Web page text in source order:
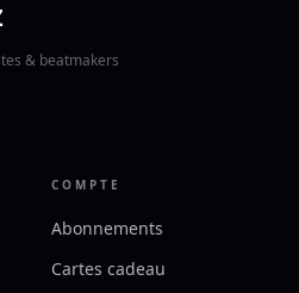
& beatmakers
COMPTE
Abonnements
Cartes cadeau